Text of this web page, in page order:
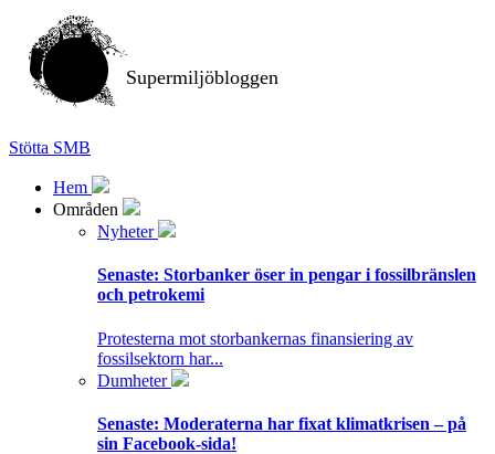
Supermiljöbloggen
Stötta SMB
Hem
Områden
Nyheter
Senaste: Storbanker öser in pengar i fossilbränslen
och petrokemi
Protesterna mot storbankernas finansiering av
fossilsektorn har...
Dumheter
Senaste: Moderaterna har fixat klimatkrisen – på
sin Facebook-sida!